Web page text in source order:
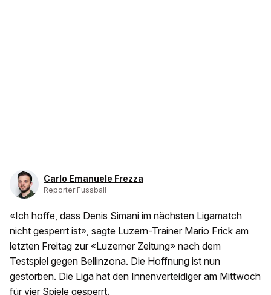
Carlo Emanuele Frezza
Reporter Fussball
«Ich hoffe, dass Denis Simani im nächsten Ligamatch
nicht gesperrt ist», sagte Luzern-Trainer Mario Frick am
letzten Freitag zur «Luzerner Zeitung» nach dem
Testspiel gegen Bellinzona. Die Hoffnung ist nun
gestorben. Die Liga hat den Innenverteidiger am Mittwoch
für vier Spiele gesperrt.